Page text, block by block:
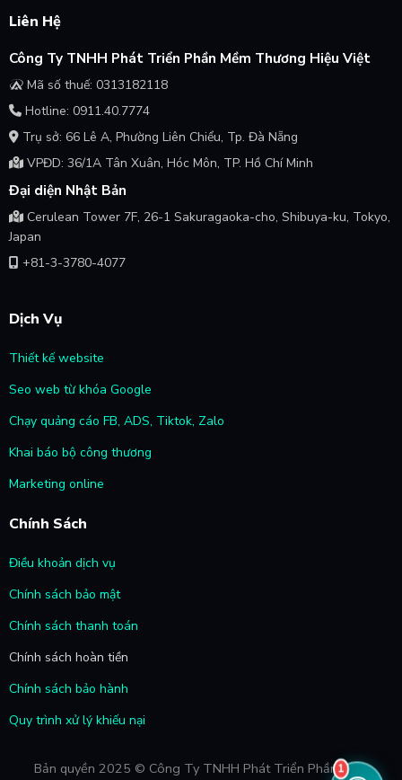
Dịch Vụ
Thiết kế website
Seo web từ khóa Google
Chạy quảng cáo FB, ADS, Tiktok, Zalo
Khai báo bộ công thương
Marketing online
Chính Sách
Điều khoản dịch vụ
Chính sách bảo mật
Chính sách thanh toán
Chính sách hoàn tiền
Chính sách bảo hành
Quy trình xử lý khiếu nại
Liên Hệ
Công Ty TNHH Phát Triển Phần Mềm Thương Hiệu Việt
Mã số thuế: 0313182118
Hotline: 0911.40.7774
Trụ sở: 66 Lê A, Phường Liên Chiểu, Tp. Đà Nẵng
VPĐD: 36/1A Tân Xuân, Hóc Môn, TP. Hồ Chí Minh
Đại diện Nhật Bản
Cerulean Tower 7F, 26-1 Sakuragaoka-cho, Shibuya-ku, Tokyo,
Japan
+81-3-3780-4077
Bản quyền 2025 © Công Ty TNHH Phát Triển Phần Mềm
1